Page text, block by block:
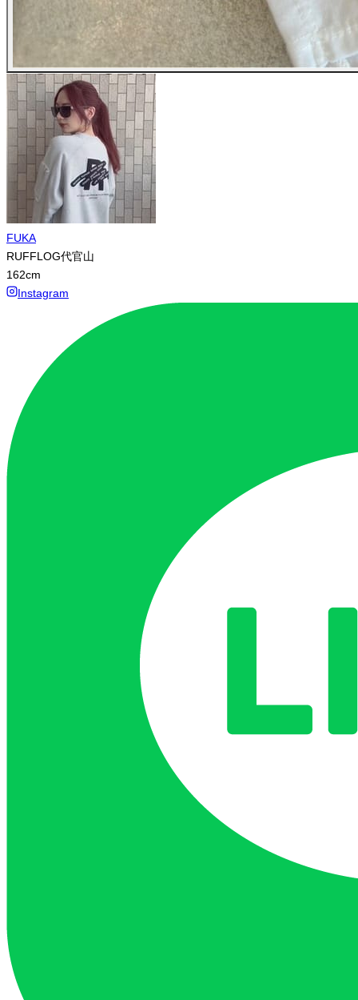
FUKA
RUFFLOG代官山
162cm
Instagram